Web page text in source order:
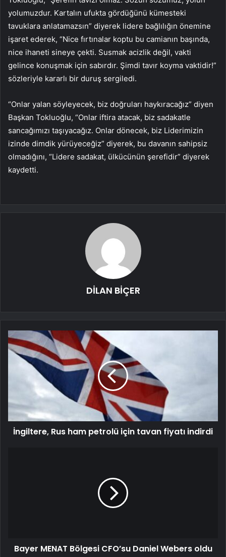
yolumuzdur. Kartalın ufukta gördüğünü kümesteki
tavuklara anlatamazsın” diyerek lidere bağlılığın önemine
işaret ederek, “Nice fırtınalar koptu bu camianın başında,
nice ihaneti sineye çekti. Susmak acizlik değil, vakti
gelince konuşmak için sabırdır. Şimdi tavır koyma vaktidir!”
sözleriyle kararlı bir duruş sergiledi.
“Onlar yalan söyleyecek, biz doğruları haykıracağız” diyen
Başkan Tokluoğlu, “Onlar iftira atacak, biz sadakatle
sancağımızı taşıyacağız. Onlar dönecek, biz Liderimizin
izinde dimdik yürüyeceğiz” diyerek, bu davanın sahipsiz
olmadığını, “Lidere sadakat, ülkücünün şerefidir” diyerek
kaydetti.
DİLAN BİÇER
İngiltere, Rus ham petrolü için tavan fiyatı indirdi
Bayer MENAT Bölgesi CFO’su Daniel Webers oldu